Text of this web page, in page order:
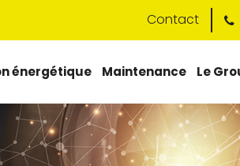
Contact
énergétique Maintenance Le